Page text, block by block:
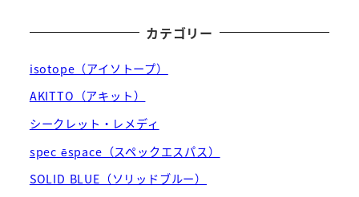
カテゴリー
isotope（アイソトープ）
AKITTO（アキット）
シークレット・レメディ
spec ēspace（スペックエスパス）
SOLID BLUE（ソリッドブルー）